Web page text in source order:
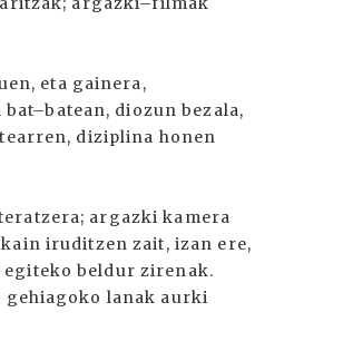
eta gainera,
diozun bezala,
diziplina honen
argazki kamera
iruditzen zait, izan ere,
egiteko beldur zirenak.
gehiagoko lanak aurki